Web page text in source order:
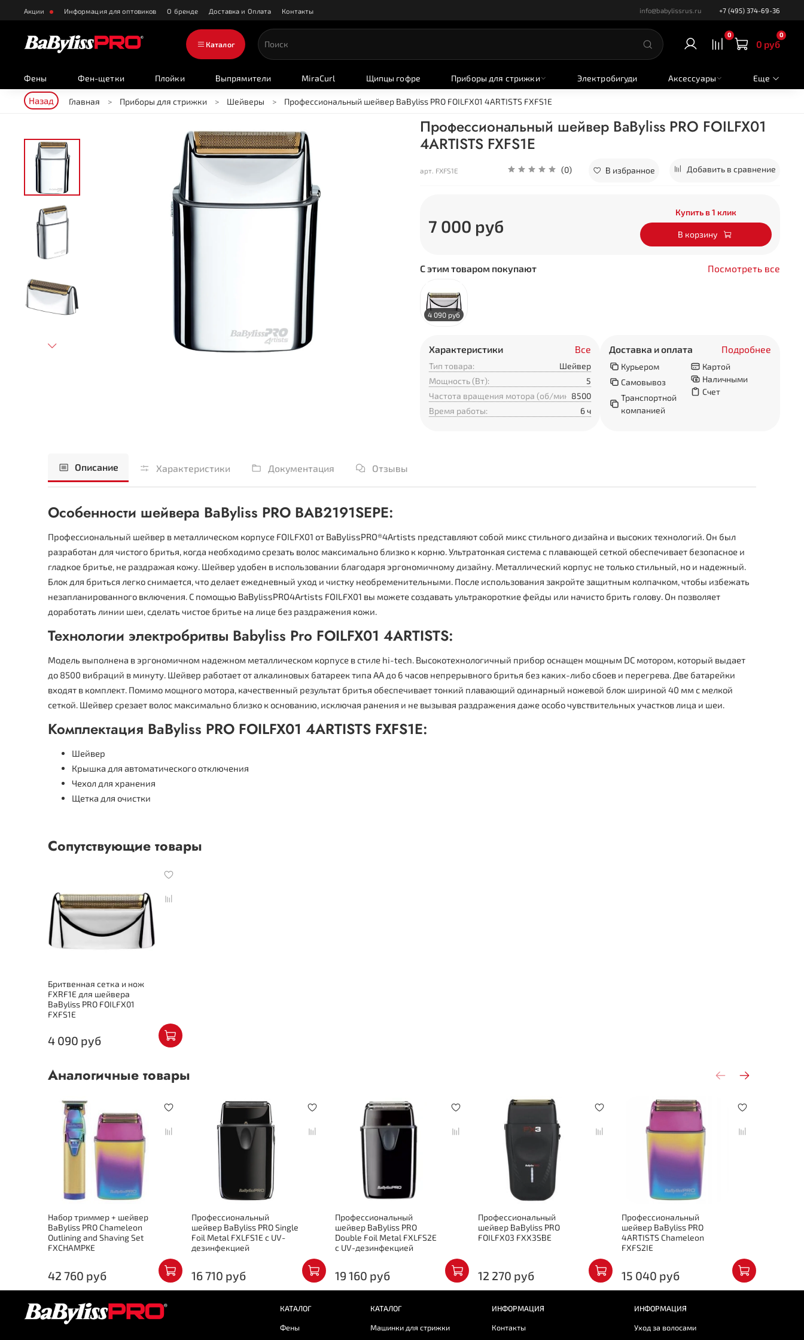
Акции Информация для оптовиков О бренде Доставка и Оплата Контакты info@babylissrus.ru +7 (495) 374-69-36
Каталог
0 0
0 руб
Фены Фен-щетки Плойки Выпрямители MiraCurl Щипцы гофре Приборы для стрижки Электробигуди Аксессуары Еще
Назад Главная Приборы для стрижки Шейверы Профессиональный шейвер BaByliss PRO FOILFX01 4ARTISTS FXFS1E
арт. FXFS1E (0) В избранное Добавить в сравнение
Профессиональный шейвер BaByliss PRO FOILFX01
4ARTISTS FXFS1E
7 000 руб
Купить в 1 клик
В корзину
С этим товаром покупают Посмотреть все
4 090 руб
Характеристики Все
Тип товара:
Шейвер
Мощность (Вт):
5
Частота вращения мотора (об/мин):8500
Время работы:
6 ч
Доставка и оплата Подробнее
Курьером
Самовывоз
Транспортной
компанией
Картой
Наличными
Счет
Описание Характеристики Документация Отзывы
Особенности шейвера BaByliss PRO BAB2191SEPE:
Профессиональный шейвер в металлическом корпусе FOILFX01 от BaBylissPRO®4Artists представляют собой микс стильного дизайна и высоких технологий. Он был
разработан для чистого бритья, когда необходимо срезать волос максимально близко к корню. Ультратонкая система с плавающей сеткой обеспечивает безопасное и
гладкое бритье, не раздражая кожу. Шейвер удобен в использовании благодаря эргономичному дизайну. Металлический корпус не только стильный, но и надежный.
Блок для бриться легко снимается, что делает ежедневный уход и чистку необременительными. После использования закройте защитным колпачком, чтобы избежать
незапланированного включения. С помощью BaBylissPRO4Artists FOILFX01 вы можете создавать ультракороткие фейды или начисто брить голову. Он позволяет
доработать линии шеи, сделать чистое бритье на лице без раздражения кожи.
Технологии электробритвы Babyliss Pro FOILFX01 4ARTISTS:
Модель выполнена в эргономичном надежном металлическом корпусе в стиле hi-tech. Высокотехнологичный прибор оснащен мощным DC мотором, который выдает
до 8500 вибраций в минуту. Шейвер работает от алкалиновых батареек типа АА до 6 часов непрерывного бритья без каких-либо сбоев и перегрева. Две батарейки
входят в комплект. Помимо мощного мотора, качественный результат бритья обеспечивает тонкий плавающий одинарный ножевой блок шириной 40 мм с мелкой
сеткой. Шейвер срезает волос максимально близко к основанию, исключая ранения и не вызывая раздражения даже особо чувствительных участков лица и шеи.
Комплектация BaByliss PRO FOILFX01 4ARTISTS FXFS1E:
Шейвер
Крышка для автоматического отключения
Чехол для хранения
Щетка для очистки
Сопутствующие товары
Бритвенная сетка и нож
FXRF1E для шейвера
BaByliss PRO FOILFX01
FXFS1E
4 090 руб
Аналогичные товары
Набор триммер + шейвер
BaByliss PRO Chameleon
Outlining and Shaving Set
FXCHAMPKE
42 760 руб
Профессиональный
шейвер BaByliss PRO Single
Foil Metal FXLFS1E с UV-
дезинфекцией
16 710 руб
Профессиональный
шейвер BaByliss PRO
Double Foil Metal FXLFS2E
с UV-дезинфекцией
19 160 руб
Профессиональный
шейвер BaByliss PRO
FOILFX03 FXX3SBE
12 270 руб
Профессиональный
шейвер BaByliss PRO
4ARTISTS Chameleon
FXFS2IE
15 040 руб
КАТАЛОГ
Фены
КАТАЛОГ
Машинки для стрижки
ИНФОРМАЦИЯ
Контакты
ИНФОРМАЦИЯ
Уход за волосами